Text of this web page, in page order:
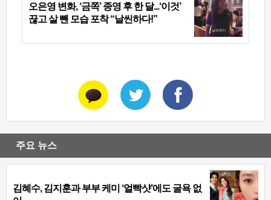
오은영 변화, ‘금쪽’ 종영 후 한 달...‘이것’
끊고 살 뺀 모습 포착 “날씬하다!”
주요 뉴스
김혜수, 김지훈과 부부 케미 ‘얼빡샷’에도 굴욕 없